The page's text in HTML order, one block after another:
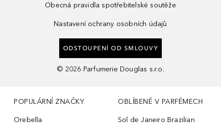
Obecná pravidla spotřebitelské soutěže
Nastavení ochrany osobních údajů
ODSTOUPENÍ OD SMLOUVY
© 2026 Parfumerie Douglas s.r.o.
POPULÁRNÍ ZNAČKY
Orebella
OBLÍBENÉ V PARFÉMECH
Sol de Janeiro Brazilian